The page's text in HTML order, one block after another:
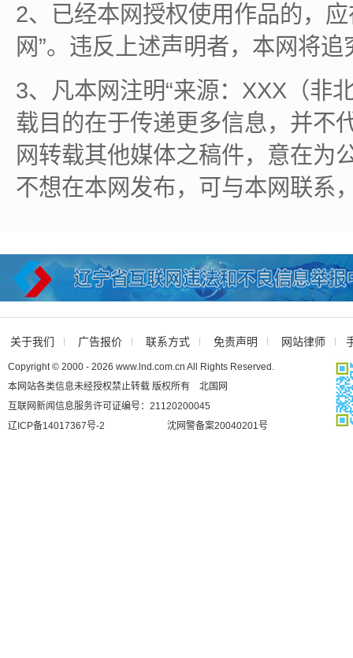
2、已经本网授权使用作品的，
网”。违反上述声明者，本网将
3、凡本网注明“来源：XXX（非
载目的在于传递更多信息，并不
网转载其他媒体之稿件，意在为
不想在本网发布，可与本网联系
关于我们 广告报价 联系方式 免责声明 网站律师
Copyright © 2000 - 2026 www.lnd.com.cn All Rights Reserved.
本网站各类信息未经授权禁止转载 版权所有 北国网
互联网新闻信息服务许可证编号：21120200045
辽ICP备14017367号-2
沈网警备案20040201号